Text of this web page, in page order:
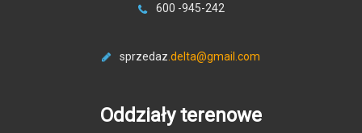
600 -945-242
sprzedaz .delta@gmail.com
Oddziały terenowe